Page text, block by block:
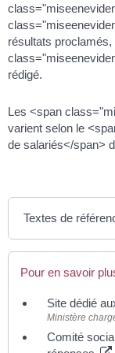
résultats proclamés,
rédigé.
Les <span
varient selon le
de salariés</span>
Textes de
Pour en savoir
Site dédié
Ministère
Comité